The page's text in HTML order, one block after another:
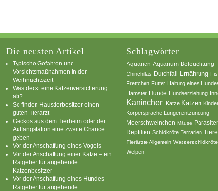
Die neusten Artikel
Typische Gefahren und
Vorsichtsmaßnahmen in der
Weihnachtszeit
Was deckt eine Katzenversicherung
ab?
So finden Haustierbesitzer einen
guten Tierarzt
Geckos aus dem Tierheim oder der
Auffangstation eine zweite Chance
geben
Vor der Anschaffung eines Vogels
Vor der Anschaffung einer Katze – ein
Ratgeber für angehende
Katzenbesitzer
Vor der Anschaffung eines Hundes –
Ratgeber für angehende
Schlagwörter
Aquarien Aquarium Beleuchtung
Chinchillas Durchfall Ernährung
Frettchen Futter Haltung eines
Hamster Hunde Hundeerziehung
Kaninchen Katze Katzen
Körpersprache Lungenentzündung
Meerschweinchen Mäuse
Reptilien Schildkröte Terrarien Tiere
Tierärzte Allgemein
Welpen